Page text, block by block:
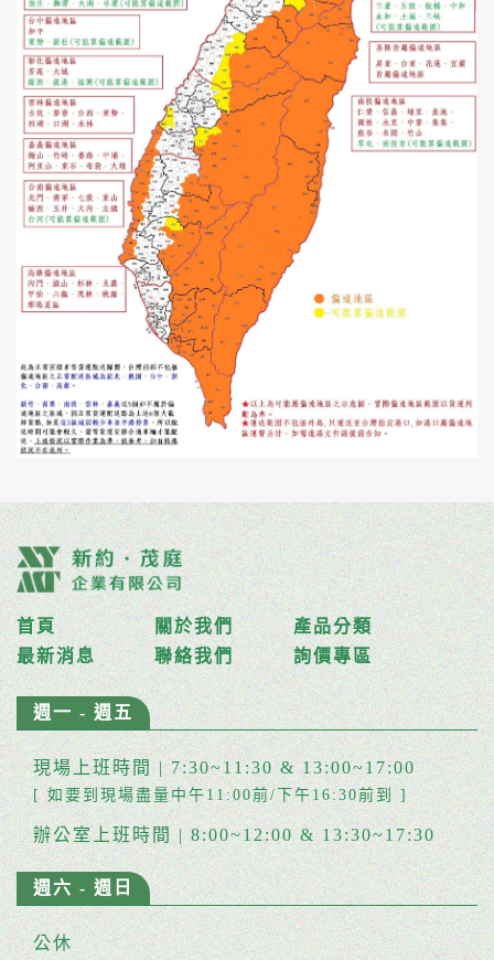
首頁 關於我們
產品分類
最新消息
聯絡我們 詢價專區
週一 - 週五
現場上班時間 | 7:30~11:30 & 13:00~17:00
[ 如要到現場盡量中午11:00前/下午16:30前到 ]
辦公室上班時間 | 8:00~12:00 & 13:30~17:30
週六 - 週日
公休